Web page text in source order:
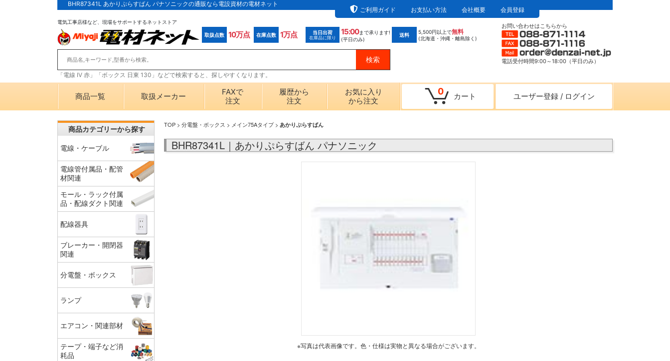
BHR87341L あかりぷらすばん パナソニックの通販なら電設資材の電材ネット
ご利用ガイド
お支払い方法 会社概要 会員登録
電気工事店様など、現場をサポートするネットストア
取扱点数 10万点 在庫点数 1万点 当日出荷
在庫品に限り
15:00まで承ります!
(平日のみ)
送料 5,500円以上で無料
(北海道・沖縄・離島除く)
「電線 IV 赤」「ボックス 日東 130」などで検索すると、探しやすくなります。
お問い合わせはこちらから
電話受付時間9:00～18:00（平日のみ）
商品一覧 取扱メーカー
FAXで
注文
履歴から
注文
お気に入り
から注文
0 カート ユーザー登録 / ログイン
TOP > 分電盤・ボックス > メイン75Aタイプ> あかりぷらすばん
BHR87341L｜あかりぷらすばん パナソニック
※写真は代表画像です。色・仕様は実物と異なる場合がございます。
商品カテゴリーから探す
電線・ケーブル
電線管付属品・配管
材関連
モール・ラック付属
品・配線ダクト関連
配線器具
ブレーカー・開閉器
関連
分電盤・ボックス
ランプ
エアコン・関連部材
テープ・端子など消
耗品